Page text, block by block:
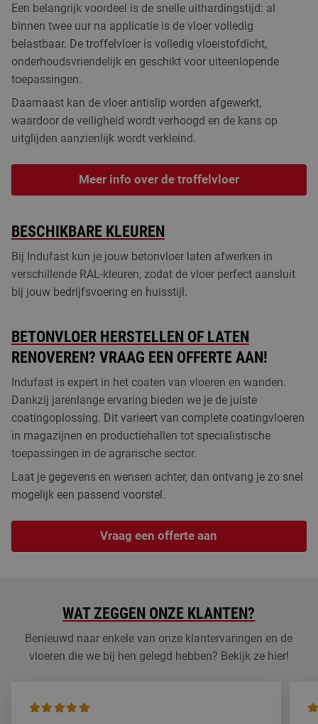
Een belangrijk voordeel is de snelle uithardingstijd: al
binnen twee uur na applicatie is de vloer volledig
belastbaar. De troffelvloer is volledig vloeistofdicht,
onderhoudsvriendelijk en geschikt voor uiteenlopende
toepassingen.
Daarnaast kan de vloer antislip worden afgewerkt,
waardoor de veiligheid wordt verhoogd en de kans op
uitglijden aanzienlijk wordt verkleind.
Meer info over de troffelvloer
BESCHIKBARE KLEUREN
Bij Indufast kun je jouw betonvloer laten afwerken in
verschillende RAL-kleuren, zodat de vloer perfect aansluit
bij jouw bedrijfsvoering en huisstijl.
BETONVLOER HERSTELLEN OF LATEN
RENOVEREN? VRAAG EEN OFFERTE AAN!
Indufast is expert in het coaten van vloeren en wanden.
Dankzij jarenlange ervaring bieden we je de juiste
coatingoplossing. Dit varieert van complete coatingvloeren
in magazijnen en productiehallen tot specialistische
toepassingen in de agrarische sector.
Laat je gegevens en wensen achter, dan ontvang je zo snel
mogelijk een passend voorstel.
Vraag een offerte aan
WAT ZEGGEN ONZE KLANTEN?
Benieuwd naar enkele van onze klantervaringen en de
vloeren die we bij hen gelegd hebben? Bekijk ze hier!